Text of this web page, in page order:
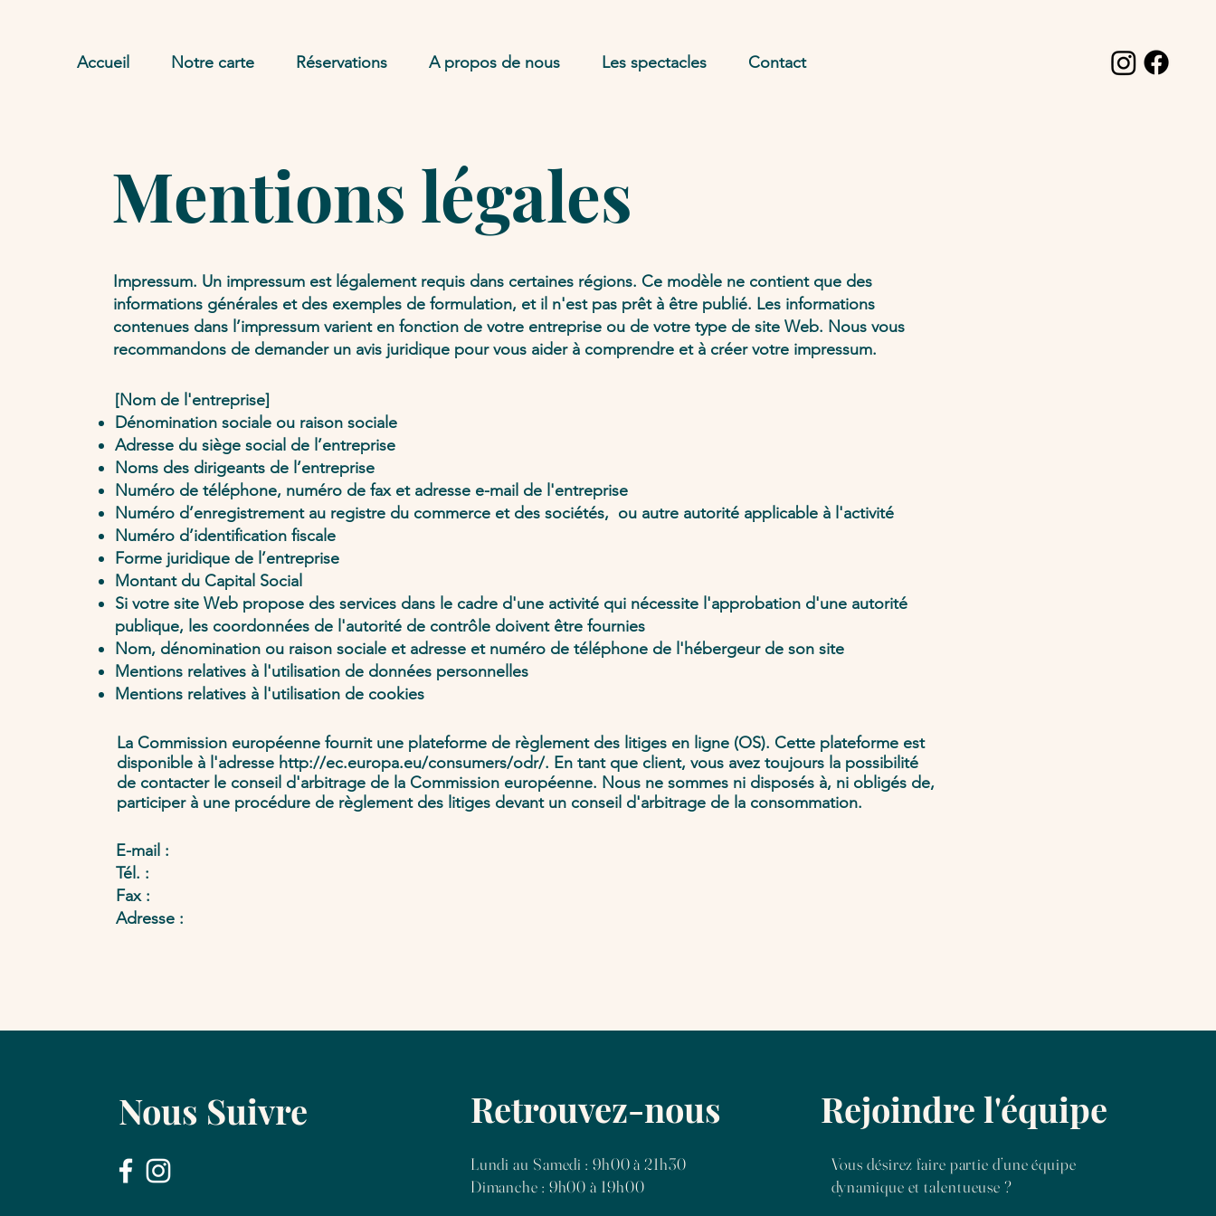
Accueil Notre carte Réservations A propos de nous Les spectacles Contact
Mentions légales
Impressum. Un impressum est légalement requis dans certaines régions. Ce modèle ne contient que des
informations générales et des exemples de formulation, et il n'est pas prêt à être publié. Les informations
contenues dans l’impressum varient en fonction de votre entreprise ou de votre type de site Web. Nous vous
recommandons de demander un avis juridique pour vous aider à comprendre et à créer votre impressum.
[Nom de l'entreprise]
Dénomination sociale ou raison sociale
Adresse du siège social de l’entreprise
Noms des dirigeants de l’entreprise
Numéro de téléphone, numéro de fax et adresse e-mail de l'entreprise
Numéro d’enregistrement au registre du commerce et des sociétés, ou autre autorité applicable à l'activité
Numéro d’identification fiscale
Forme juridique de l’entreprise
Montant du Capital Social
Si votre site Web propose des services dans le cadre d'une activité qui nécessite l'approbation d'une autorité
publique, les coordonnées de l'autorité de contrôle doivent être fournies
Nom, dénomination ou raison sociale et adresse et numéro de téléphone de l'hébergeur de son site
Mentions relatives à l'utilisation de données personnelles
Mentions relatives à l'utilisation de cookies
La Commission européenne fournit une plateforme de règlement des litiges en ligne (OS). Cette plateforme est
disponible à l'adresse http://ec.europa.eu/consumers/odr/. En tant que client, vous avez toujours la possibilité
de contacter le conseil d'arbitrage de la Commission européenne. Nous ne sommes ni disposés à, ni obligés de,
participer à une procédure de règlement des litiges devant un conseil d'arbitrage de la consommation.
E-mail :
Tél. :
Fax :
Adresse :
Nous Suivre Retrouvez-nous
Lundi au Samedi : 9h00 à 21h30
Dimanche : 9h00 à 19h00
Rejoindre l'équipe
Vous désirez faire partie d’une équipe
dynamique et talentueuse ?